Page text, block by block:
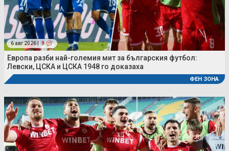
6 авг 2026 | 9
Европа разби най-големия мит за българския футбол:
Левски, ЦСКА и ЦСКА 1948 го доказаха
ФЕН ЗОНА